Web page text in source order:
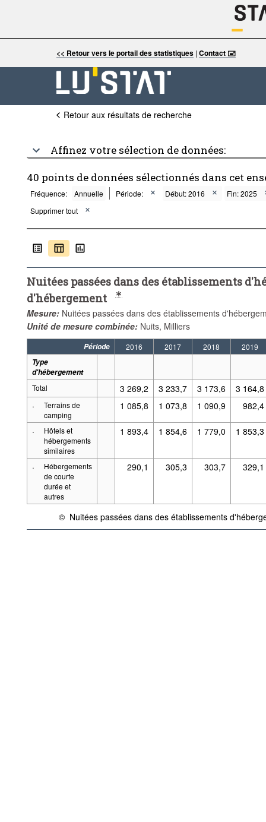
<< Retour vers le portail des statistiques| Contact 🖃
Retour aux résultats de recherche
Affinez votre sélection de données:
40 points de données sélectionnés dans cet
Fréquence: Annuelle Période: Début: 2016
Fin: 2025
Supprimer tout
Nuitées passées dans des établissements
d'hébergement
Mesure: Nuitées passées dans des établissements
Unité de mesure combinée: Nuits, Milliers
Période 2016 2017 2018
2019
Type
d'hébergement
Total
3 269,2 3 233,7 3 173,6
3 164,8
·
Terrains de
camping
1 085,8 1 073,8 1 090,9 982,4
·
Hôtels et
hébergements
similaires
1 893,4 1 854,6 1 779,0 1 853,3
·
Hébergements
de courte
durée et
autres
290,1 305,3 303,7 329,1
©
{link} Conditions d'utilisation
Nuitées passées dans des établissements